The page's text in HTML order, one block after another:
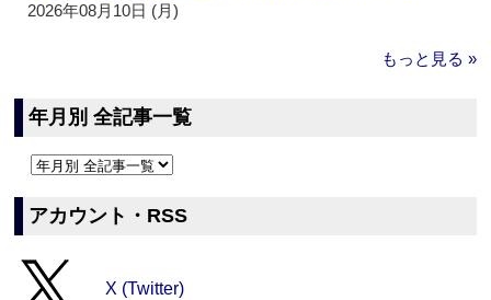
2026年08月10日 (月)
もっと見る »
年月別 全記事一覧
アカウント・RSS
X (Twitter)